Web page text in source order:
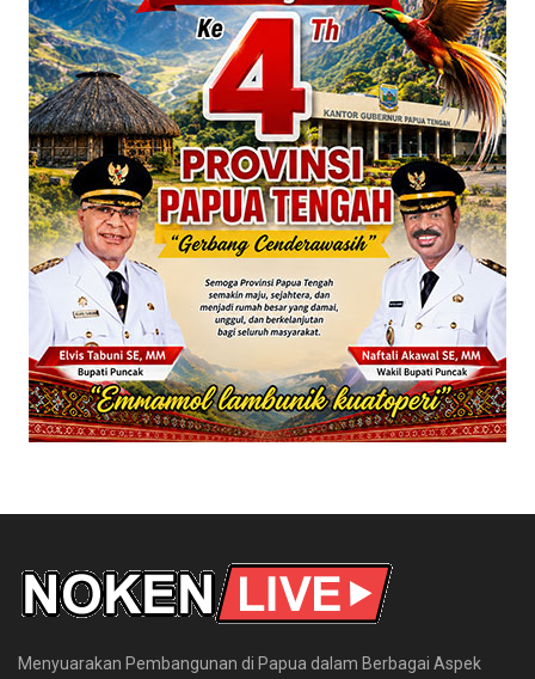
Menyuarakan Pembangunan di Papua dalam Berbagai Aspek